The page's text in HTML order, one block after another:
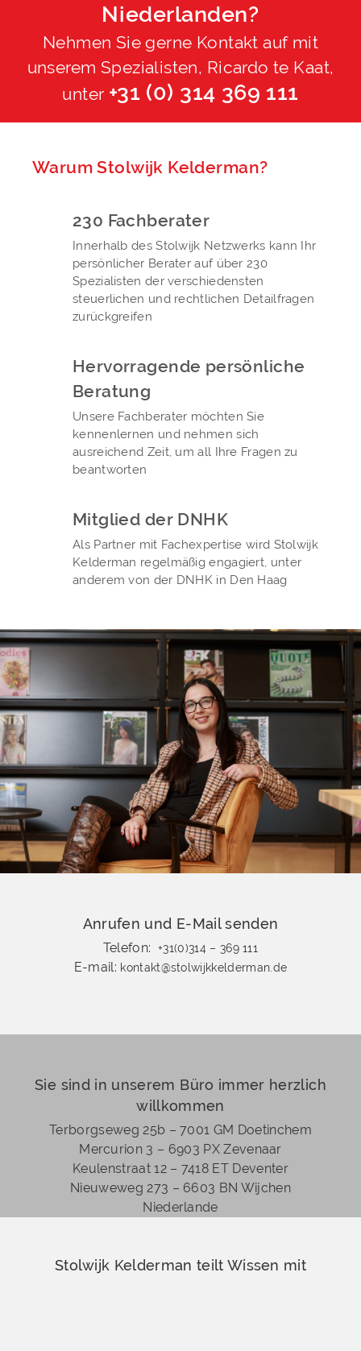
Niederlanden?
Nehmen Sie gerne Kontakt auf mit
unserem Spezialisten, Ricardo te Kaat,
unter +31 (0) 314 369 111
Warum Stolwijk Kelderman?
230 Fachberater
Innerhalb des Stolwijk Netzwerks kann Ihr
persönlicher Berater auf über 230
Spezialisten der verschiedensten
steuerlichen und rechtlichen Detailfragen
zurückgreifen
Hervorragende persönliche
Beratung
Unsere Fachberater möchten Sie
kennenlernen und nehmen sich
ausreichend Zeit, um all Ihre Fragen zu
beantworten
Mitglied der DNHK
Als Partner mit Fachexpertise wird Stolwijk
Kelderman regelmäßig engagiert, unter
anderem von der DNHK in Den Haag
Anrufen und E-Mail senden
Telefon: +31(0)314 – 369 111
E-mail: kontakt@stolwijkkelderman.de
Sie sind in unserem Büro immer herzlich
willkommen
Terborgseweg 25b – 7001 GM Doetinchem
Mercurion 3 – 6903 PX Zevenaar
Keulenstraat 12 – 7418 ET Deventer
Nieuweweg 273 – 6603 BN Wijchen
Niederlande
Stolwijk Kelderman teilt Wissen mit